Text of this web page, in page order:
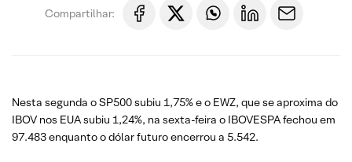
Compartilhar:
Nesta segunda o SP500 subiu 1,75% e o EWZ, que se aproxima do
IBOV nos EUA subiu 1,24%, na sexta-feira o IBOVESPA fechou em
97.483 enquanto o dólar futuro encerrou a 5.542.